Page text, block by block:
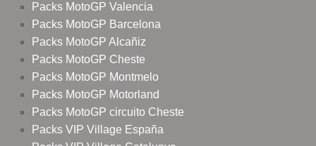
Packs MotoGP Valencia
Packs MotoGP Barcelona
Packs MotoGP Alcañiz
Packs MotoGP Cheste
Packs MotoGP Montmelo
Packs MotoGP Motorland
Packs MotoGP circuito Cheste
Packs VIP Village España